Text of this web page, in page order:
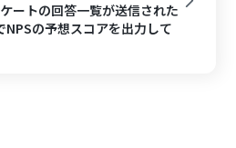
ートの回答一覧が送信された
NPSの予想スコアを出力して